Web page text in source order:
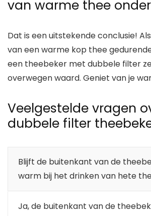
van warme thee
Dat is een uitstekende conclusie!
van een warme kop thee
een theebeker met dubbele filter
overwegen waard. Geniet van je
Veelgestelde vragen
dubbele filter
Blijft de buitenkant van de
warm bij het drinken van hete
Ja, de buitenkant van de